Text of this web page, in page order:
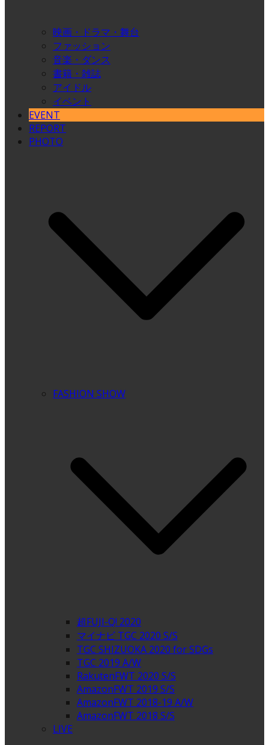
映画・ドラマ・舞台
ファッション
音楽・ダンス
書籍・雑誌
アイドル
イベント
EVENT
REPORT
PHOTO
FASHION SHOW
超FUJI-Q! 2020
マイナビ TGC 2020 S/S
TGC SHIZUOKA 2020 for SDGs
TGC 2019 A/W
RakutenFWT 2020 S/S
AmazonFWT 2019 S/S
AmazonFWT 2018-19 A/W
AmazonFWT 2018 S/S
LIVE